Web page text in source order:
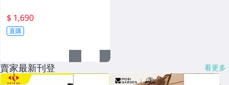
$ 1,690
直購
賣家最新刊登 看更多